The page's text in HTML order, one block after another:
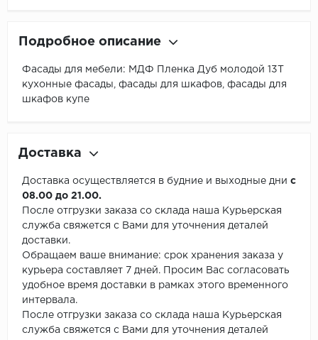
Подробное описание
Фасады для мебели: МДФ Пленка Дуб молодой 13Т
кухонные фасады, фасады для шкафов, фасады для
шкафов купе
Доставка
Доставка осуществляется в будние и выходные дни с
08.00 до 21.00.
После отгрузки заказа со склада наша Курьерская
служба свяжется с Вами для уточнения деталей
доставки.
Обращаем ваше внимание: срок хранения заказа у
курьера составляет 7 дней. Просим Вас согласовать
удобное время доставки в рамках этого временного
интервала.
После отгрузки заказа со склада наша Курьерская
служба свяжется с Вами для уточнения деталей